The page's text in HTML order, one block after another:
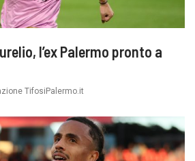
l’ex Palermo pronto a
TifosiPalermo.it